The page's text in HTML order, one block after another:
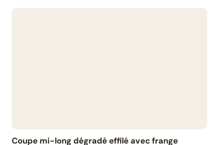
Coupe mi-long dégradé effilé avec frange